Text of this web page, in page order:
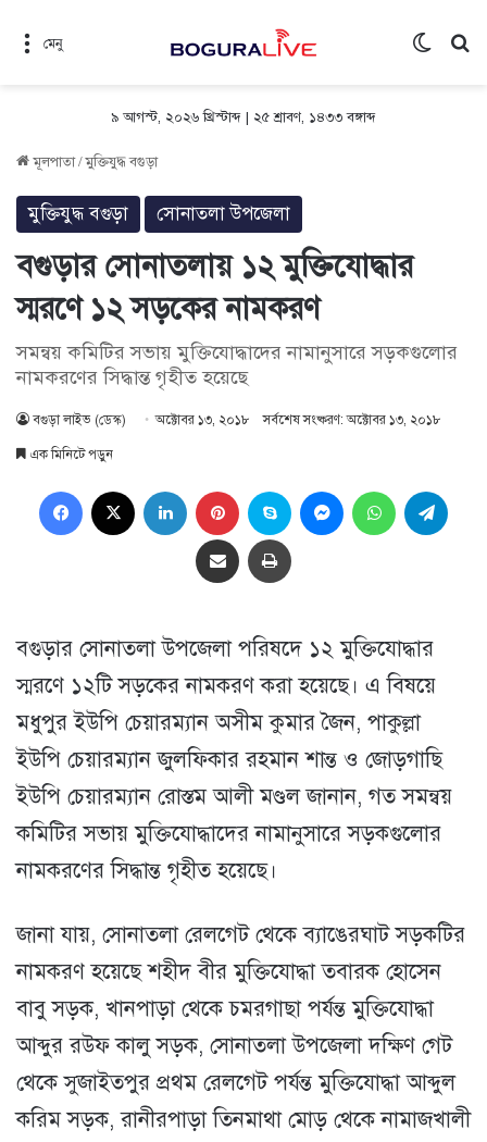
মেনু
৯ আগস্ট, ২০২৬ খ্রিস্টাব্দ | ২৫ শ্রাবণ, ১৪৩৩ বঙ্গাব্দ
মূলপাতা/মুক্তিযুদ্ধ বগুড়া
মুক্তিযুদ্ধ বগুড়া সোনাতলা উপজেলা
বগুড়ার সোনাতলায় ১২ মুক্তিযোদ্ধার
স্মরণে ১২ সড়কের নামকরণ
সমন্বয় কমিটির সভায় মুক্তিযোদ্ধাদের নামানুসারে সড়কগুলোর
নামকরণের সিদ্ধান্ত গৃহীত হয়েছে
বগুড়া লাইভ (ডেস্ক) অক্টোবর ১৩, ২০১৮ সর্বশেষ সংষ্করণ: অক্টোবর ১৩, ২০১৮
এক মিনিটে পড়ুন
Facebook LinkedIn Pinterest Skype MessengerWhatsApp
Share via Email প্রিন্ট
বগুড়ার সোনাতলা উপজেলা পরিষদে ১২ মুক্তিযোদ্ধার
স্মরণে ১২টি সড়কের নামকরণ করা হয়েছে। এ বিষয়ে
মধুপুর ইউপি চেয়ারম্যান অসীম কুমার জৈন, পাকুল্লা
ইউপি চেয়ারম্যান জুলফিকার রহমান শান্ত ও জোড়গাছি
ইউপি চেয়ারম্যান রোস্তম আলী মণ্ডল জানান, গত সমন্বয়
কমিটির সভায় মুক্তিযোদ্ধাদের নামানুসারে সড়কগুলোর
নামকরণের সিদ্ধান্ত গৃহীত হয়েছে।
জানা যায়, সোনাতলা রেলগেট থেকে ব্যাঙেরঘাট সড়কটির
নামকরণ হয়েছে শহীদ বীর মুক্তিযোদ্ধা তবারক হোসেন
বাবু সড়ক, খানপাড়া থেকে চমরগাছা পর্যন্ত মুক্তিযোদ্ধা
আব্দুর রউফ কালু সড়ক, সোনাতলা উপজেলা দক্ষিণ গেট
থেকে সুজাইতপুর প্রথম রেলগেট পর্যন্ত মুক্তিযোদ্ধা আব্দুল
করিম সড়ক, রানীরপাড়া তিনমাথা মোড় থেকে নামাজখালী